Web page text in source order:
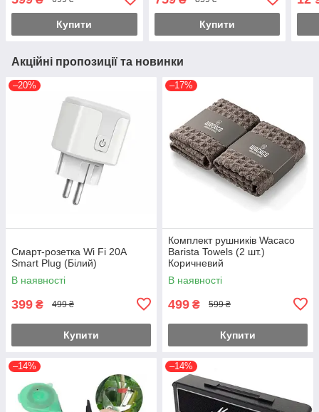
Купити
(15х15х23см)
Купити
Акційні пропозиції та новинки
–20%
Смарт-розетка Wi Fi 20А
Smart Plug (Білий)
В наявності
399 ₴ 499 ₴
Купити
–17%
Комплект рушників Wacaco
Barista Towels (2 шт.)
Коричневий
В наявності
499 ₴ 599 ₴
Купити
–14% –14%